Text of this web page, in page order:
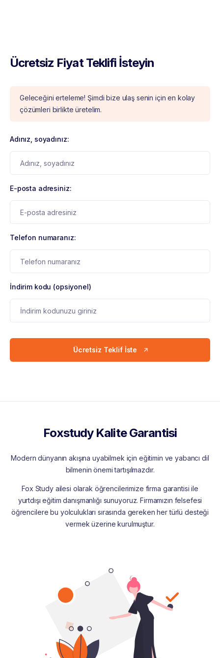
Ücretsiz Fiyat Teklifi İsteyin
Geleceğini erteleme! Şimdi bize ulaş senin için en kolay
çözümleri birlikte üretelim.
Adınız, soyadınız:
E-posta adresiniz:
Telefon numaranız:
İndirim kodu (opsiyonel)
Ücretsiz Teklif İste
Foxstudy Kalite Garantisi
Modern dünyanın akışına uyabilmek için eğitimin ve yabancı dil
bilmenin önemi tartışılmazdır.
Fox Study ailesi olarak öğrencilerimize firma garantisi ile
yurtdışı eğitim danışmanlığı sunuyoruz. Firmamızın felsefesi
öğrencilere bu yolculukları sırasında gereken her türlü desteği
vermek üzerine kurulmuştur.